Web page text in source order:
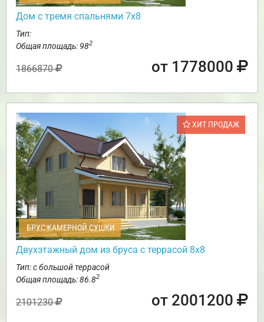
Дом с тремя спальнями 7х8
Тип:
Общая площадь: 982
1866870 от 1778000
ХИТ ПРОДАЖ
БРУС КАМЕРНОЙ СУШКИ
Двухэтажный дом из бруса с террасой 8х8
Тип: с большой террасой
Общая площадь: 86.82
2101230 от 2001200